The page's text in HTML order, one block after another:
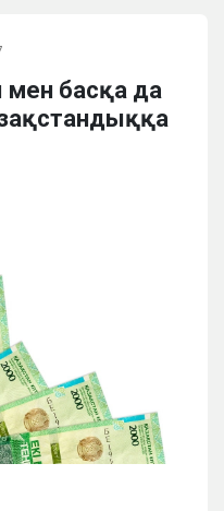
мен басқа да